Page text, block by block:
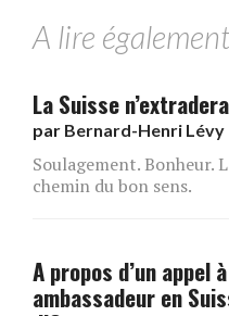
A lire également
La Suisse
par Bernard-Henri Lévy
Soulagement. Bonheur.
chemin du bon sens.
A propos d’un appel
ambassadeur en